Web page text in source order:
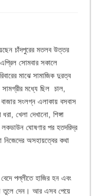
চাঁদপুরের মতলব উত্তর
সোমবার সকালে
মাঝে সামাজিক দুরত্ব
মধ্যে ছিল চাল,
সংলগ্ন এলাকায় বসবাস
খেলা দেখানো, শিঙ্গা
লকডাউন ঘোষণার পর হতদরিদ্র
নিজেদের অসহায়ত্বের কথা
পল্লীতে হাজির হন এবং
তুলে দেন। আর এসব পেয়ে